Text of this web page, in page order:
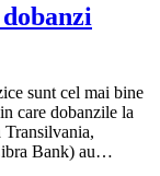
sunt cel mai bine
care dobanzile la
Transilvania,
Bank) au…